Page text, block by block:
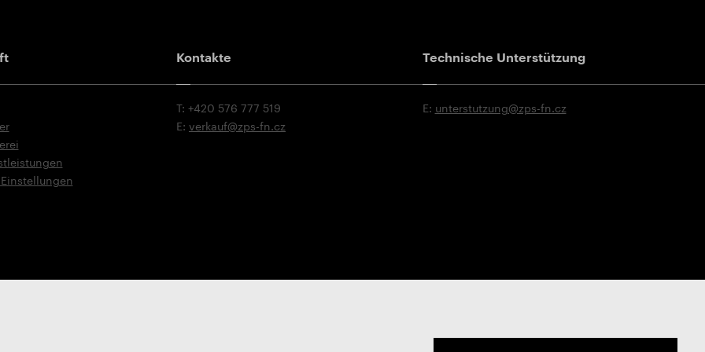
Kontakte
T: +420 576 777 519
E: verkauf@zps-fn.cz
Technische Unterstützung
E: unterstutzung@zps-fn.cz